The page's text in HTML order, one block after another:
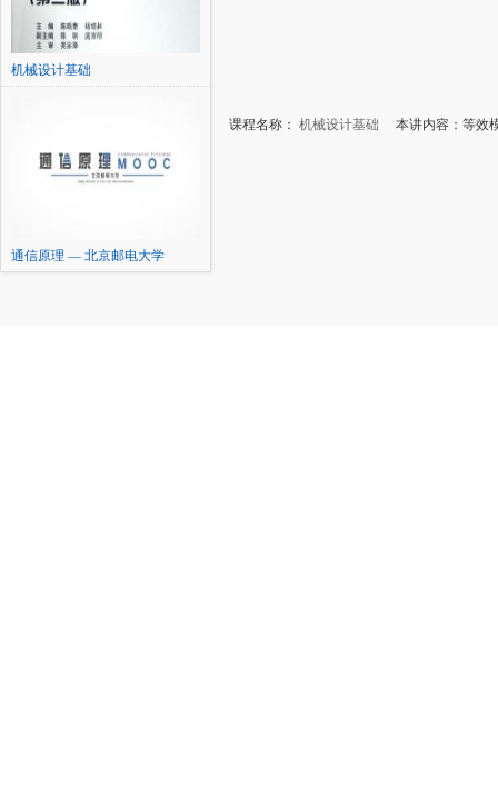
机械设计基础
通信原理 — 北京邮电大学
课程名称： 机械设计基础 本讲内容：等效